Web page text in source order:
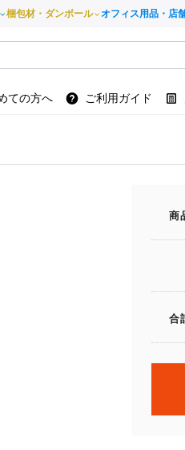
梱包材・ダンボール オフィス用品・店
ての方へ ご利用ガイド
商
合